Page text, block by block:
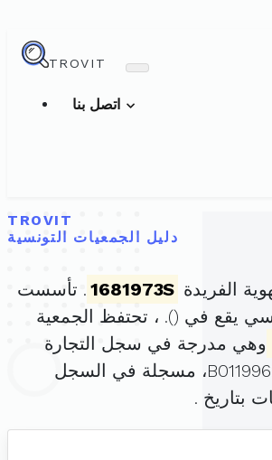
TROVIT
TROVIT
دليل الجمعيات التونسية
الفريدة 1681973S . تأسست
يقع في (). ، تحتفظ الجمعية
وهي مدرجة في سجل التجارة
تحت الرقم B0119962021، مسجلة في السجل
بتاريخ .